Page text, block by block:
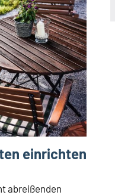
einrichten
abreißenden